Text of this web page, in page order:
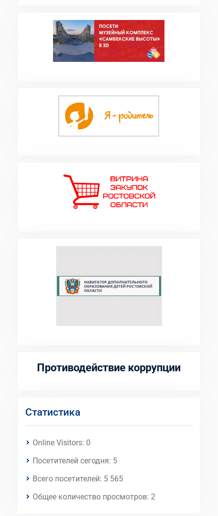
Противодействие коррупции
Статистика
Online Visitors: 0
Посетителей сегодня: 5
Всего посетителей: 5 565
Общее количество просмотров: 2